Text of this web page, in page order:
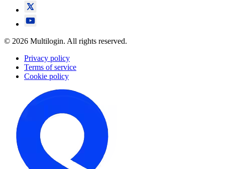
© 2026 Multilogin. All rights reserved.
Privacy policy
Terms of service
Cookie policy